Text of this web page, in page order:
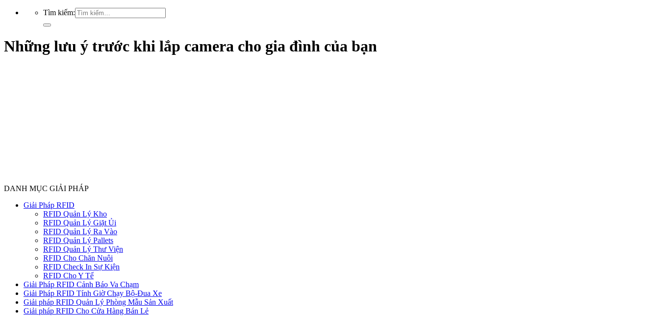
Tìm kiếm:
Những lưu ý trước khi lắp camera cho gia đình của bạn
DANH MỤC GIẢI PHÁP
Giải Pháp RFID
RFID Quản Lý Kho
RFID Quản Lý Giặt Ủi
RFID Quản Lý Ra Vào
RFID Quản Lý Pallets
RFID Quản Lý Thư Viện
RFID Cho Chăn Nuôi
RFID Check In Sự Kiện
RFID Cho Y Tế
Giải Pháp RFID Cảnh Báo Va Chạm
Giải Pháp RFID Tính Giờ Chạy Bộ-Đua Xe
Giải pháp RFID Quản Lý Phòng Mẫu Sản Xuất
Giải pháp RFID Cho Cửa Hàng Bán Lẻ